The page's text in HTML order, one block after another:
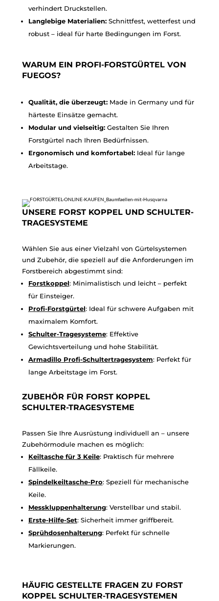
verhindert Druckstellen.
Langlebige Materialien:Schnittfest, wetterfest und
robust – ideal für harte Bedingungen im Forst.
WARUM EIN PROFI-FORSTGÜRTEL VON
FUEGOS?
Qualität, die überzeugt:Made in Germany und für
härteste Einsätze gemacht.
Modular und vielseitig:Gestalten Sie Ihren
Forstgürtel nach Ihren Bedürfnissen.
Ergonomisch und komfortabel:Ideal für lange
Arbeitstage.
UNSERE FORST KOPPEL UND SCHULTER-
TRAGESYSTEME
Wählen Sie aus einer Vielzahl von Gürtelsystemen
und Zubehör, die speziell auf die Anforderungen im
Forstbereich abgestimmt sind:
Forstkoppel: Minimalistisch und leicht – perfekt
für Einsteiger.
Profi-Forstgürtel: Ideal für schwere Aufgaben mit
maximalem Komfort.
Schulter-Tragesysteme: Effektive
Gewichtsverteilung und hohe Stabilität.
Armadillo Profi-Schultertragesystem: Perfekt für
lange Arbeitstage im Forst.
ZUBEHÖR FÜR FORST KOPPEL
SCHULTER-TRAGESYSTEME
Passen Sie Ihre Ausrüstung individuell an – unsere
Zubehörmodule machen es möglich:
Keiltaschefür3Keile: Praktisch für mehrere
Fällkeile.
Spindelkeiltasche-Pro: Speziell für mechanische
Keile.
Messkluppenhalterung: Verstellbar und stabil.
Erste-Hilfe-Set: Sicherheit immer griffbereit.
Sprühdosenhalterung: Perfekt für schnelle
Markierungen.
HÄUFIG GESTELLTE FRAGEN ZU FORST
KOPPEL SCHULTER-TRAGESYSTEMEN